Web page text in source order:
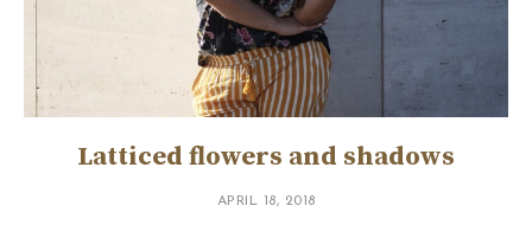
Latticed flowers and shadows
APRIL 18, 2018